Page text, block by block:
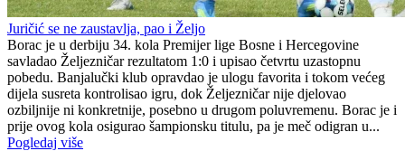
Juričić se ne zaustavlja, pao i Željo
Borac je u derbiju 34. kola Premijer lige Bosne i Hercegovine
savladao Željezničar rezultatom 1:0 i upisao četvrtu uzastopnu
pobedu. Banjalučki klub opravdao je ulogu favorita i tokom većeg
dijela susreta kontrolisao igru, dok Željezničar nije djelovao
ozbiljnije ni konkretnije, posebno u drugom poluvremenu. Borac je i
prije ovog kola osigurao šampionsku titulu, pa je meč odigran u...
Pogledaj više